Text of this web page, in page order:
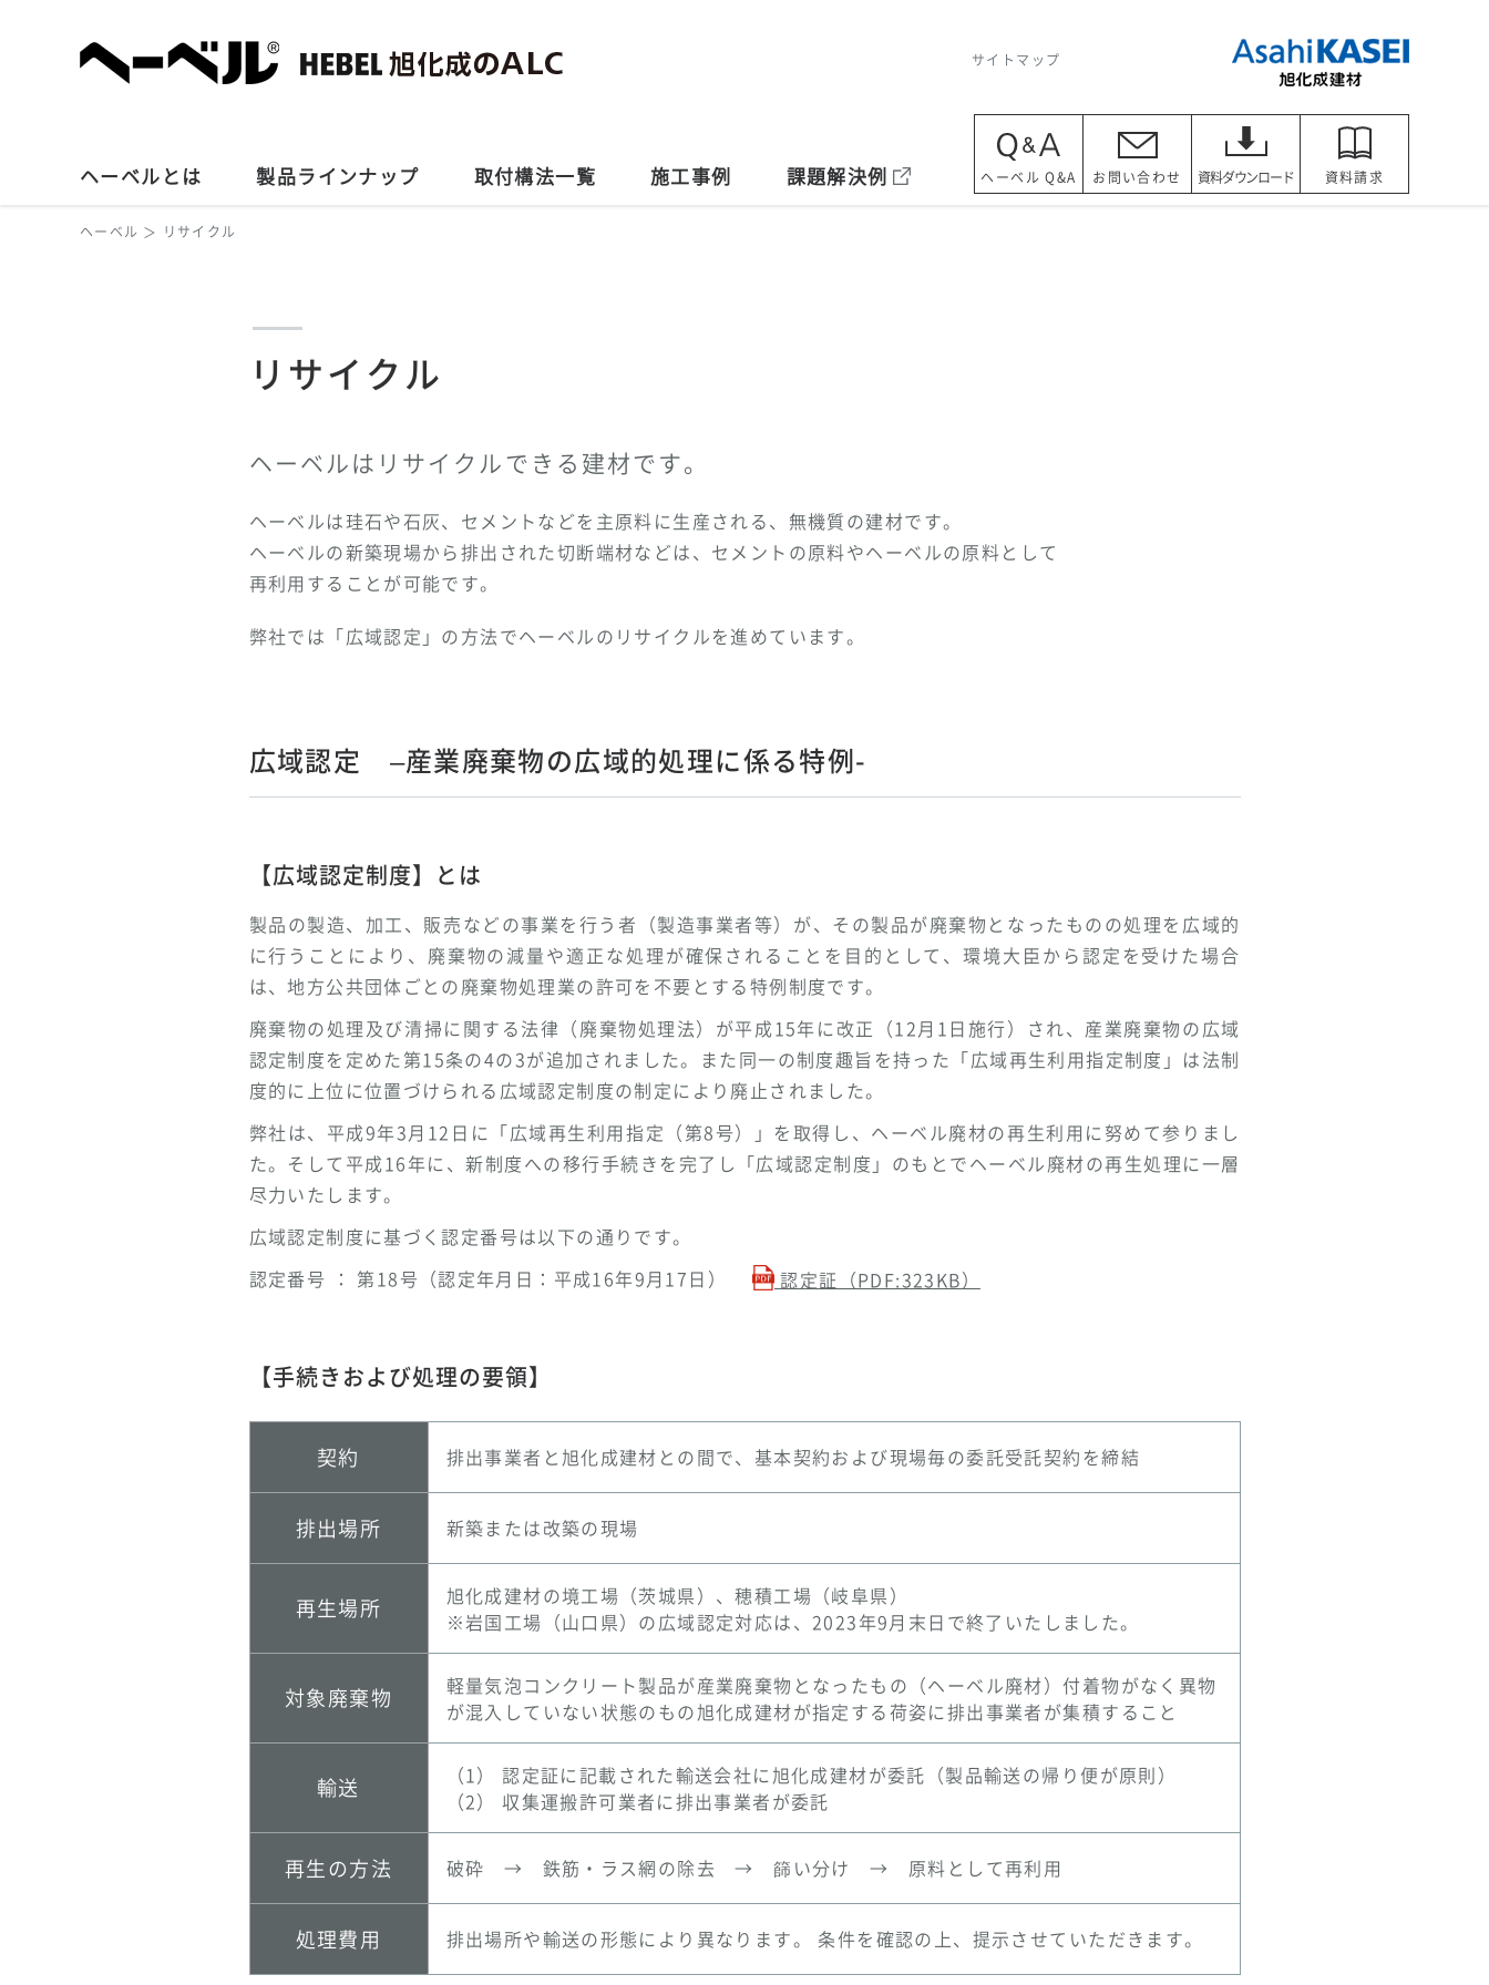
サイトマップ
ヘーベルとは 製品ラインナップ 取付構法一覧 施工事例 課題解決例 ヘーベル Q&A お問い合わせ 資料ダウンロード 資料請求
ヘーベル リサイクル
リサイクル
ヘーベルはリサイクルできる建材です。
ヘーベルは珪石や石灰、セメントなどを主原料に生産される、無機質の建材です。
ヘーベルの新築現場から排出された切断端材などは、セメントの原料やヘーベルの原料として
再利用することが可能です。
弊社では「広域認定」の方法でヘーベルのリサイクルを進めています。
広域認定 –産業廃棄物の広域的処理に係る特例-
【広域認定制度】とは
製品の製造、加工、販売などの事業を行う者（製造事業者等）が、その製品が廃棄物となったものの処理を広域的
に行うことにより、廃棄物の減量や適正な処理が確保されることを目的として、環境大臣から認定を受けた場合
は、地方公共団体ごとの廃棄物処理業の許可を不要とする特例制度です。
廃棄物の処理及び清掃に関する法律（廃棄物処理法）が平成15年に改正（12月1日施行）され、産業廃棄物の広域
認定制度を定めた第15条の4の3が追加されました。また同一の制度趣旨を持った「広域再生利用指定制度」は法制
度的に上位に位置づけられる広域認定制度の制定により廃止されました。
弊社は、平成9年3月12日に「広域再生利用指定（第8号）」を取得し、ヘーベル廃材の再生利用に努めて参りまし
た。そして平成16年に、新制度への移行手続きを完了し「広域認定制度」のもとでヘーベル廃材の再生処理に一層
尽力いたします。
広域認定制度に基づく認定番号は以下の通りです。
認定番号 ： 第18号（認定年月日：平成16年9月17日）
認定証（PDF:323KB）
【手続きおよび処理の要領】
契約 排出事業者と旭化成建材との間で、基本契約および現場毎の委託受託契約を締結
排出場所 新築または改築の現場
再生場所
旭化成建材の境工場（茨城県）、穂積工場（岐阜県）
※岩国工場（山口県）の広域認定対応は、2023年9月末日で終了いたしました。
対象廃棄物
軽量気泡コンクリート製品が産業廃棄物となったもの（ヘーベル廃材）付着物がなく異物
が混入していない状態のもの旭化成建材が指定する荷姿に排出事業者が集積すること
輸送
（1） 認定証に記載された輸送会社に旭化成建材が委託（製品輸送の帰り便が原則）
（2） 収集運搬許可業者に排出事業者が委託
再生の方法 破砕 → 鉄筋・ラス網の除去 → 篩い分け → 原料として再利用
処理費用 排出場所や輸送の形態により異なります。 条件を確認の上、提示させていただきます。